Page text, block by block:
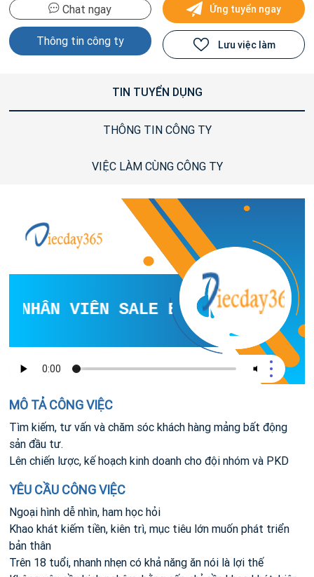
Chat ngay
Thông tin công ty
Ứng tuyển ngay
Lưu việc làm
TIN TUYỂN DỤNG
THÔNG TIN CÔNG TY
VIỆC LÀM CÙNG CÔNG TY
NHÂN VIÊN SALE BẤT ĐỘNG SẢN
MÔ TẢ CÔNG VIỆC
Tìm kiếm, tư vấn và chăm sóc khách hàng mảng bất động
sản đầu tư.
Lên chiến lược, kế hoạch kinh doanh cho đội nhóm và PKD
YÊU CẦU CÔNG VIỆC
Ngoại hình dễ nhìn, ham học hỏi
Khao khát kiếm tiền, kiên trì, mục tiêu lớn muốn phát triển
bản thân
Trên 18 tuổi, nhanh nhẹn có khả năng ăn nói là lợi thế